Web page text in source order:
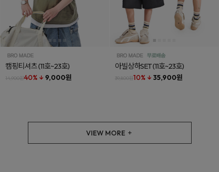
캠핑티셔츠(11호~23호)
14,900원40% ↓ 9,000원
아빌상하SET(11호~23호)
39,800원10% ↓ 35,900원
VIEW MORE